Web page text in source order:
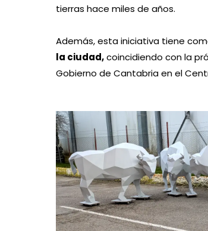
tierras hace miles de años.
Además, esta iniciativa tiene
la ciudad,coincidiendo con la
Gobierno de Cantabria en el